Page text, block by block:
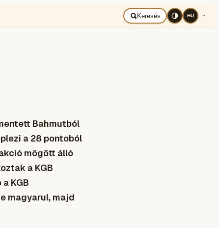
Keresés HU
Bahmutból
a 28 pontoból
mögött álló
a KGB
KGB
magyarul, majd